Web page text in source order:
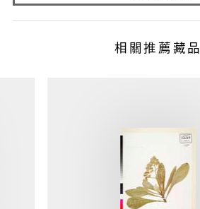
相關推薦藏品